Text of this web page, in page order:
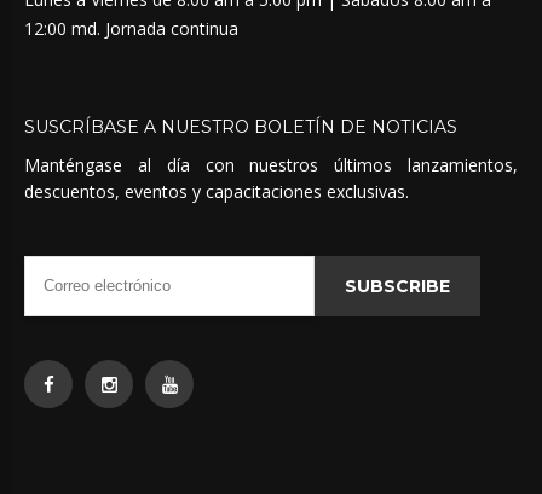
12:00 md. Jornada continua
SUSCRÍBASE A NUESTRO BOLETÍN DE NOTICIAS
Manténgase al día con nuestros últimos lanzamientos,
descuentos, eventos y capacitaciones exclusivas.
SUBSCRIBE